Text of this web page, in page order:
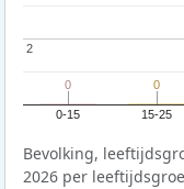
0-15 15-25
2
2
0
0 0
0
Bevolking,
2026 per